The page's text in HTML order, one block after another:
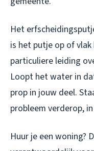
Het
is het putje op of
particuliere leiding
Loopt het water in
prop in jouw deel.
probleem verderop,
Huur je een woning?